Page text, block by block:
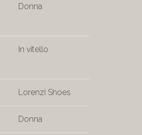
Donna
In vitello
Lorenzi Shoes
Donna